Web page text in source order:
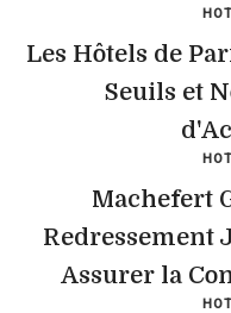
Les Hôtels de
Seuils et
Machefert
Redressement
Assurer la